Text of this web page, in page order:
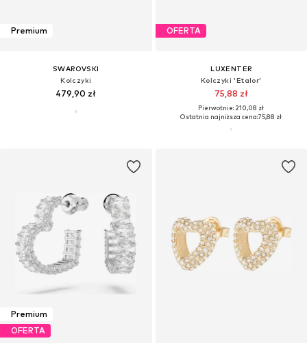
Premium
SWAROVSKI
Kolczyki
479,90 zł
OFERTA
LUXENTER
Kolczyki 'Etalor'
75,88 zł
Pierwotnie: 210,08 zł
Ostatnia najniższa cena:75,88 zł
Premium
OFERTA